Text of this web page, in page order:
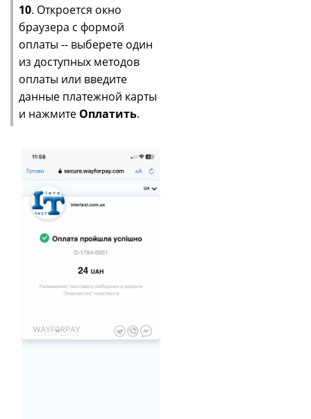
10. Откроется окно
браузера с формой
оплаты -- выберете один
из доступных методов
оплаты или введите
данные платежной карты
и нажмите Оплатить.